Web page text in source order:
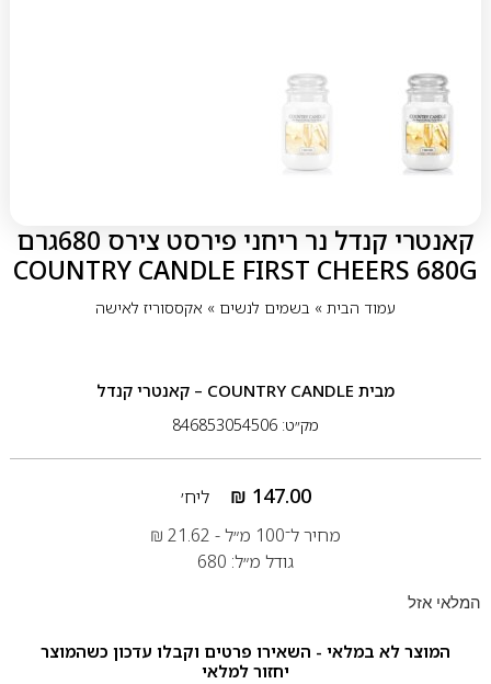
קאנטרי קנדל נר ריחני פירסט צירס 680גרם
COUNTRY CANDLE FIRST CHEERS 680G
עמוד הבית» בשמים לנשים» אקססוריז לאישה
מבית COUNTRY CANDLE – קאנטרי קנדל
מק״ט: 846853054506
₪ 147.00
ליח׳
מחיר ל־100 מ״ל -
₪ 21.62
גודל מ״ל: 680
המלאי אזל
המוצר לא במלאי - השאירו פרטים וקבלו עדכון כשהמוצר
יחזור למלאי